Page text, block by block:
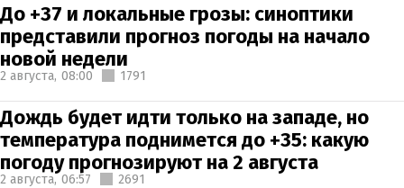
До +37 и локальные грозы: синоптики
представили прогноз погоды на начало
новой недели
2 августа, 08:00 1791
Дождь будет идти только на западе, но
температура поднимется до +35: какую
погоду прогнозируют на 2 августа
2 августа, 06:57 2691